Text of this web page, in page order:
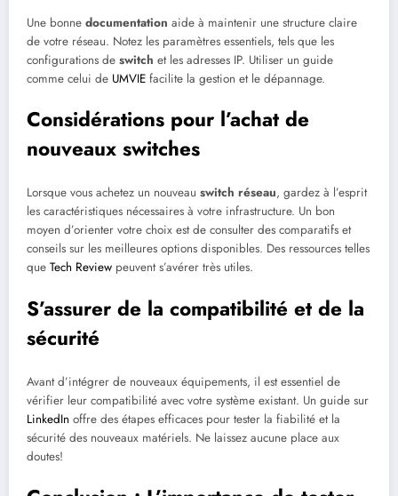
Une bonne documentation aide à maintenir une structure claire
de votre réseau. Notez les paramètres essentiels, tels que les
configurations de switch et les adresses IP. Utiliser un guide
comme celui de UMVIE facilite la gestion et le dépannage.
Considérations pour l’achat de
nouveaux switches
Lorsque vous achetez un nouveau switch réseau, gardez à l’esprit
les caractéristiques nécessaires à votre infrastructure. Un bon
moyen d’orienter votre choix est de consulter des comparatifs et
conseils sur les meilleures options disponibles. Des ressources telles
que Tech Review peuvent s’avérer très utiles.
S’assurer de la compatibilité et de la
sécurité
Avant d’intégrer de nouveaux équipements, il est essentiel de
vérifier leur compatibilité avec votre système existant. Un guide sur
LinkedIn offre des étapes efficaces pour tester la fiabilité et la
sécurité des nouveaux matériels. Ne laissez aucune place aux
doutes!